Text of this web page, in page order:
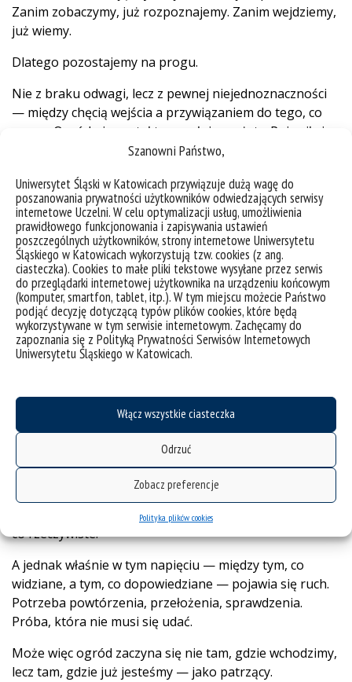
Szanowni Państwo,
Uniwersytet Śląski w Katowicach przywiązuje dużą wagę do
poszanowania prywatności użytkowników odwiedzających serwisy
internetowe Uczelni. W celu optymalizacji usług, umożliwienia
prawidłowego funkcjonowania i zapisywania ustawień
poszczególnych użytkowników, strony internetowe Uniwersytetu
Śląskiego w Katowicach wykorzystują tzw. cookies (z ang.
ciasteczka). Cookies to małe pliki tekstowe wysyłane przez serwis
do przeglądarki internetowej użytkownika na urządzeniu końcowym
(komputer, smartfon, tablet, itp.). W tym miejscu możecie Państwo
podjąć decyzję dotyczącą typów plików cookies, które będą
wykorzystywane w tym serwisie internetowym. Zachęcamy do
zapoznania się z Polityką Prywatności Serwisów Internetowych
Uniwersytetu Śląskiego w Katowicach.
Włącz wszystkie ciasteczka
Odrzuć
Zobacz preferencje
Polityka plików cookies
Zanim zobaczymy, już rozpoznajemy. Zanim wejdziemy,
już wiemy.
Dlatego pozostajemy na progu.
Nie z braku odwagi, lecz z pewnej niejednoznaczności
— między chęcią wejścia a przywiązaniem do tego, co
znane. Ogród nie został tu w pełni przeżyty. Pojawił się
z dystansu — i nie w czasie rozkwitu. Raczej w
zaczyna się odsłaniać.
Mówiliśmy: to nie jest odpowiedni czas.
Że nic już nie zostało.
A może właśnie wtedy ogród staje się najbardziej
widoczny.
Nie jako obraz pełni, lecz jako proces.
Nie jako miejsce, lecz jako cykl.
Nie jako coś, do czego się wchodzi, lecz coś, co się
Próg nie jest więc tylko granicą.
Jest miejscem pracy.
To tutaj zaczyna się relacja — niepewna, podatna na
pomyłki. Widzimy kształty i nadajemy im znaczenia,
które za chwilę się rozpadają. Rozpoznajemy obecność
tam, gdzie jest tylko ślad. Projekcje mieszają się z tym,
co rzeczywiste.
A jednak właśnie w tym napięciu — między tym, co
widziane, a tym, co dopowiedziane — pojawia się ruch.
Potrzeba powtórzenia, przełożenia, sprawdzenia.
Próba, która nie musi się udać.
Może więc ogród zaczyna się nie tam, gdzie wchodzimy,
lecz tam, gdzie już jesteśmy — jako patrzący.